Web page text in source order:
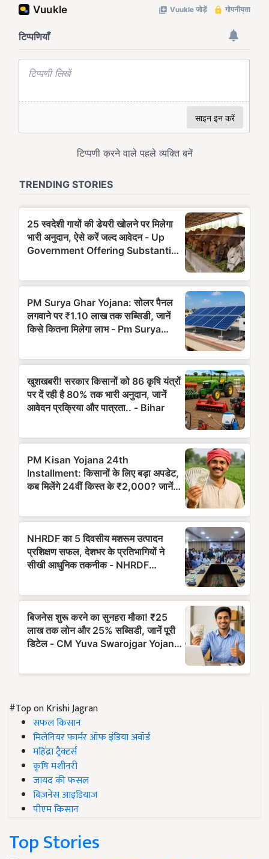
#Top on Krishi Jagran
सफल किसान
मिलेनियर फार्मर ऑफ इंडिया अवॉर्ड
महिंद्रा ट्रैक्टर्स
कृषि मशीनरी
जायद की फसल
बिज़नेस आइडियाज
पीएम किसान
Top Stories